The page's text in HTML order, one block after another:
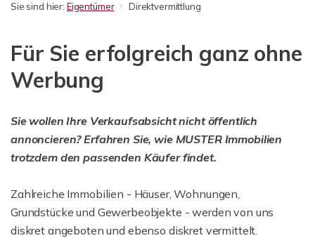
Sie sind hier: Eigentümer Direktvermittlung
Für Sie erfolgreich ganz ohne
Werbung
Sie wollen Ihre Verkaufsabsicht nicht öffentlich
annoncieren? Erfahren Sie, wie MUSTER Immobilien
trotzdem den passenden Käufer findet.
Zahlreiche Immobilien - Häuser, Wohnungen,
Grundstücke und Gewerbeobjekte - werden von uns
diskret angeboten und ebenso diskret vermittelt.